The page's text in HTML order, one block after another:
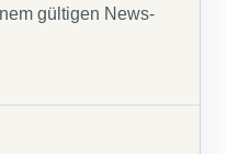
gültigen News-